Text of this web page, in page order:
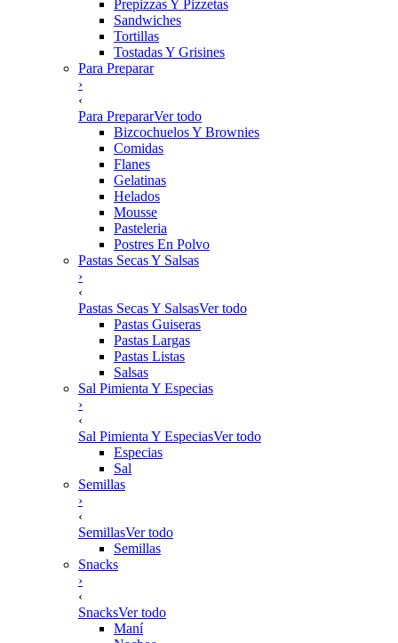
Prepizzas Y Pizzetas
Sandwiches
Tortillas
Tostadas Y Grisines
Para Preparar
›
‹
Para PrepararVer todo
Bizcochuelos Y Brownies
Comidas
Flanes
Gelatinas
Helados
Mousse
Pasteleria
Postres En Polvo
Pastas Secas Y Salsas
›
‹
Pastas Secas Y SalsasVer todo
Pastas Guiseras
Pastas Largas
Pastas Listas
Salsas
Sal Pimienta Y Especias
›
‹
Sal Pimienta Y EspeciasVer todo
Especias
Sal
Semillas
›
‹
SemillasVer todo
Semillas
Snacks
›
‹
SnacksVer todo
Maní